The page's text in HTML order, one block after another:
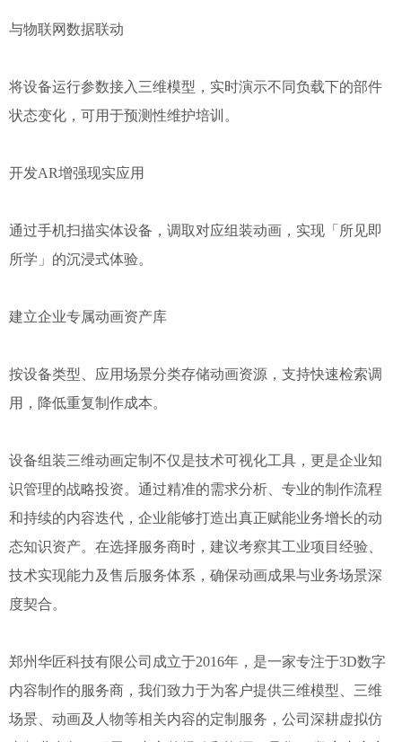
与物联网数据联动
将设备运行参数接入三维模型，实时演示不同负载下的部件
状态变化，可用于预测性维护培训。
开发AR增强现实应用
通过手机扫描实体设备，调取对应组装动画，实现「所见即
所学」的沉浸式体验。
建立企业专属动画资产库
按设备类型、应用场景分类存储动画资源，支持快速检索调
用，降低重复制作成本。
设备组装三维动画定制不仅是技术可视化工具，更是企业知
识管理的战略投资。通过精准的需求分析、专业的制作流程
和持续的内容迭代，企业能够打造出真正赋能业务增长的动
态知识资产。在选择服务商时，建议考察其工业项目经验、
技术实现能力及售后服务体系，确保动画成果与业务场景深
度契合。
郑州华匠科技有限公司成立于2016年，是一家专注于3D数字
内容制作的服务商，我们致力于为客户提供三维模型、三维
场景、动画及人物等相关内容的定制服务，公司深耕虚拟仿